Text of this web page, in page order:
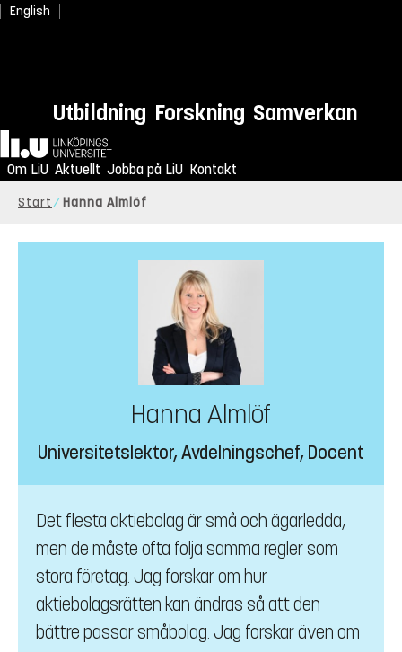
English
Utbildning Forskning Samverkan
Hem
Om LiU Aktuellt Jobba på LiU Kontakt
Start Hanna Almlöf
Hanna Almlöf
Universitetslektor, Avdelningschef, Docent
Det flesta aktiebolag är små och ägarledda,
men de måste ofta följa samma regler som
stora företag. Jag forskar om hur
aktiebolagsrätten kan ändras så att den
bättre passar småbolag. Jag forskar även om